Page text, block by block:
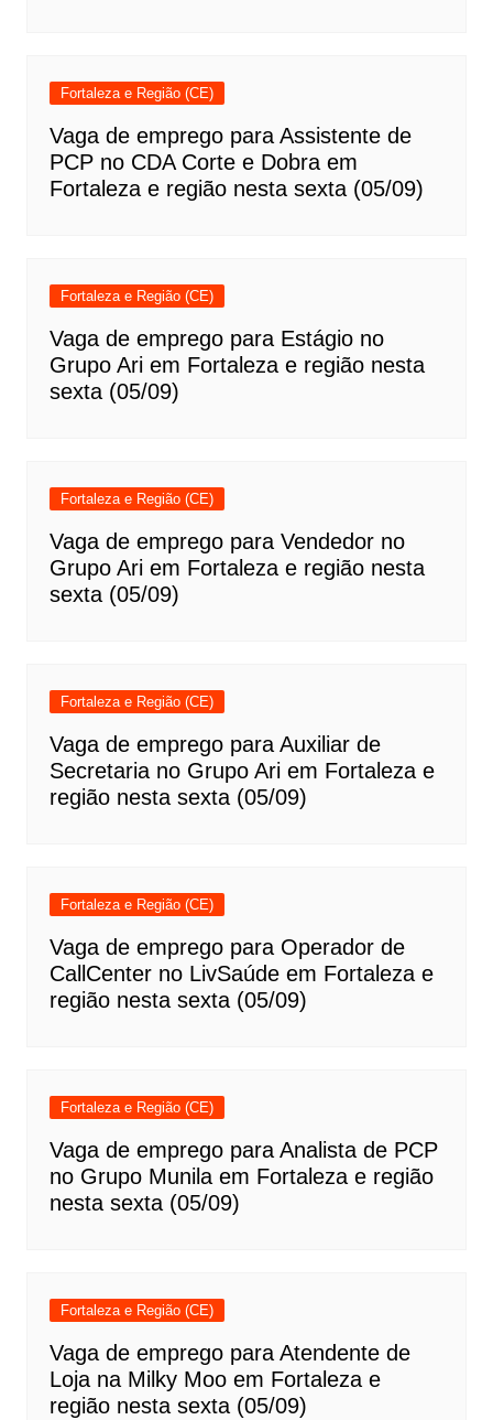
Fortaleza e Região (CE)
Vaga de emprego para Assistente de
PCP no CDA Corte e Dobra em
Fortaleza e região nesta sexta (05/09)
Fortaleza e Região (CE)
Vaga de emprego para Estágio no
Grupo Ari em Fortaleza e região nesta
sexta (05/09)
Fortaleza e Região (CE)
Vaga de emprego para Vendedor no
Grupo Ari em Fortaleza e região nesta
sexta (05/09)
Fortaleza e Região (CE)
Vaga de emprego para Auxiliar de
Secretaria no Grupo Ari em Fortaleza e
região nesta sexta (05/09)
Fortaleza e Região (CE)
Vaga de emprego para Operador de
CallCenter no LivSaúde em Fortaleza e
região nesta sexta (05/09)
Fortaleza e Região (CE)
Vaga de emprego para Analista de PCP
no Grupo Munila em Fortaleza e região
nesta sexta (05/09)
Fortaleza e Região (CE)
Vaga de emprego para Atendente de
Loja na Milky Moo em Fortaleza e
região nesta sexta (05/09)